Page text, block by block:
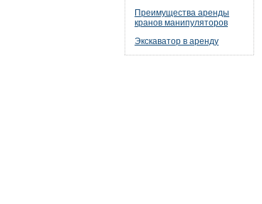
Преимущества аренды
кранов манипуляторов
Экскаватор в аренду